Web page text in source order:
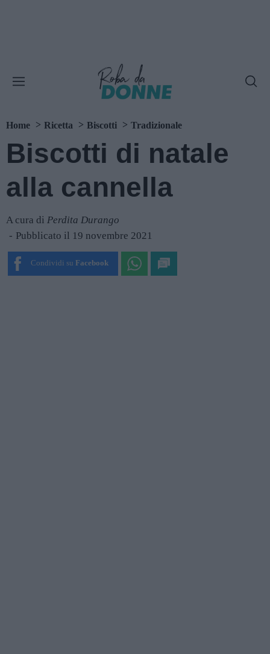
Home Ricetta Biscotti Tradizionale
Biscotti di natale
alla cannella
A cura di Perdita Durango
Pubblicato il 19 novembre 2021
Condividi su Facebook